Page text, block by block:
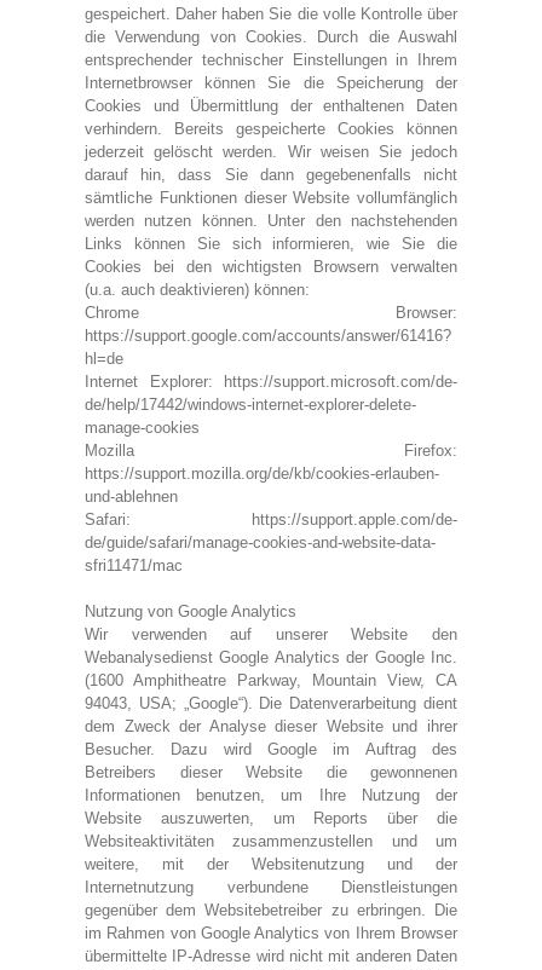
gespeichert. Daher haben Sie die volle Kontrolle über
die Verwendung von Cookies. Durch die Auswahl
entsprechender technischer Einstellungen in Ihrem
Internetbrowser können Sie die Speicherung der
Cookies und Übermittlung der enthaltenen Daten
verhindern. Bereits gespeicherte Cookies können
jederzeit gelöscht werden. Wir weisen Sie jedoch
darauf hin, dass Sie dann gegebenenfalls nicht
sämtliche Funktionen dieser Website vollumfänglich
werden nutzen können. Unter den nachstehenden
Links können Sie sich informieren, wie Sie die
Cookies bei den wichtigsten Browsern verwalten
(u.a. auch deaktivieren) können:
Chrome Browser:
https://support.google.com/accounts/answer/61416?
hl=de
Internet Explorer: https://support.microsoft.com/de-
de/help/17442/windows-internet-explorer-delete-
manage-cookies
Mozilla Firefox:
https://support.mozilla.org/de/kb/cookies-erlauben-
und-ablehnen
Safari: https://support.apple.com/de-
de/guide/safari/manage-cookies-and-website-data-
sfri11471/mac
Nutzung von Google Analytics
Wir verwenden auf unserer Website den
Webanalysedienst Google Analytics der Google Inc.
(1600 Amphitheatre Parkway, Mountain View, CA
94043, USA; „Google“). Die Datenverarbeitung dient
dem Zweck der Analyse dieser Website und ihrer
Besucher. Dazu wird Google im Auftrag des
Betreibers dieser Website die gewonnenen
Informationen benutzen, um Ihre Nutzung der
Website auszuwerten, um Reports über die
Websiteaktivitäten zusammenzustellen und um
weitere, mit der Websitenutzung und der
Internetnutzung verbundene Dienstleistungen
gegenüber dem Websitebetreiber zu erbringen. Die
im Rahmen von Google Analytics von Ihrem Browser
übermittelte IP-Adresse wird nicht mit anderen Daten